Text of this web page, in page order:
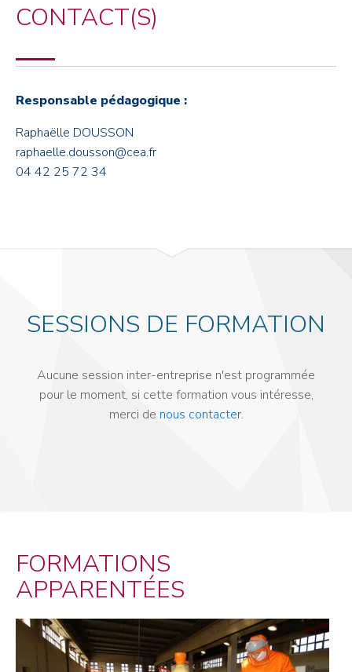
CONTACT(S)
Responsable pédagogique :
Raphaëlle DOUSSON
raphaelle.dousson@cea.fr
04 42 25 72 34
SESSIONS DE FORMATION
Aucune session inter-entreprise n'est programmée
pour le moment, si cette formation vous intéresse,
merci de nous contacter.
FORMATIONS
APPARENTÉES